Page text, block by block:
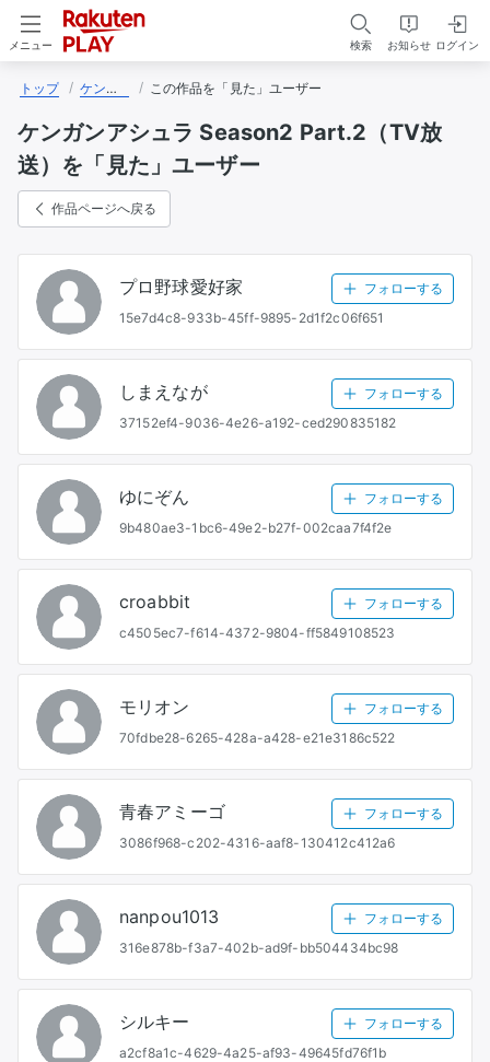
メニュー 検索 お知らせ ログイン
トップ ケンガンアシュラ Season2 Part.2（TV放送） この作品を「見た」ユーザー
ケンガンアシュラ Season2 Part.2（TV放
送）を「見た」ユーザー
作品ページへ戻る
プロ野球愛好家
フォローする
15e7d4c8-933b-45ff-9895-2d1f2c06f651
しまえなが
フォローする
37152ef4-9036-4e26-a192-ced290835182
ゆにぞん
フォローする
9b480ae3-1bc6-49e2-b27f-002caa7f4f2e
croabbit
フォローする
c4505ec7-f614-4372-9804-ff5849108523
モリオン
フォローする
70fdbe28-6265-428a-a428-e21e3186c522
青春アミーゴ
フォローする
3086f968-c202-4316-aaf8-130412c412a6
nanpou1013
フォローする
316e878b-f3a7-402b-ad9f-bb504434bc98
シルキー
フォローする
a2cf8a1c-4629-4a25-af93-49645fd76f1b